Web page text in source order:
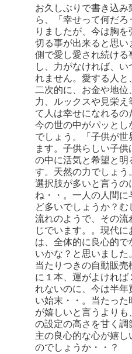
お久しぶりで書き込
ら、「幸せって何だ
りましたが、今は胸
切る事が出来ると思
側で愛し愛され続け
し、力がなければ、
れません。愛する人と
二次的に、お金や地
力、ルックスや見栄
て人は幸せになれるの
今の世の中がパッと
でしょう。「子供が
ます。子供らしい子
の中に活気と希望と明
す。天然の力でしょう。
選択肢が多いと言う
ね・・。一人の人間
ど多いでしょうか？
流れのようで、その
じでいます。。現代
は、全体的に良心的
いかな？と思いまし
当たりつきの自動販
に１本、運がよけれ
れないのに、今は半
い始末・・。当たっ
が嬉しいと言うより
の設定の高さを甘く
主の良心的な心が嬉
のでしょうか・・？